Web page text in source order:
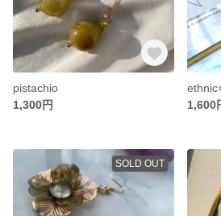
pistachio
1,300円
1,600
SOLD OUT